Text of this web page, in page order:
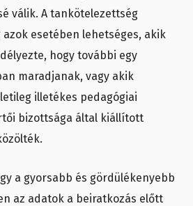
válik. A tankötelezettség
esetében lehetséges, akik
hogy további egy
maradjanak, vagy akik
illetékes pedagógiai
bizottsága által kiállított
a gyorsabb és gördülékenyebb
az adatok a beiratkozás előtt